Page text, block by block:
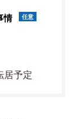
情 任意
居予定